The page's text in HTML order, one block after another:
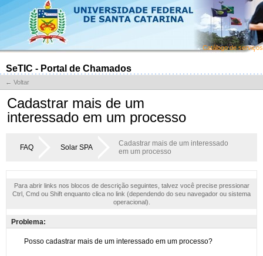
Catálogo de serviços
SeTIC - Portal de Chamados
← Voltar
Cadastrar mais de um
interessado em um processo
FAQ Solar SPA
Cadastrar mais de um interessado
em um processo
Para abrir links nos blocos de descrição seguintes, talvez você precise pressionar
Ctrl, Cmd ou Shift enquanto clica no link (dependendo do seu navegador ou sistema
operacional).
Problema: